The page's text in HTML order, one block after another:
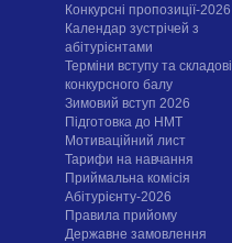
Конкурсні пропозиції-2026
Календар зустрічей з
абітурієнтами
Терміни вступу та складові
конкурсного балу
Зимовий вступ 2026
Підготовка до НМТ
Мотиваційний лист
Тарифи на навчання
Приймальна комісія
Абітурієнту-2026
Правила прийому
Державне замовлення